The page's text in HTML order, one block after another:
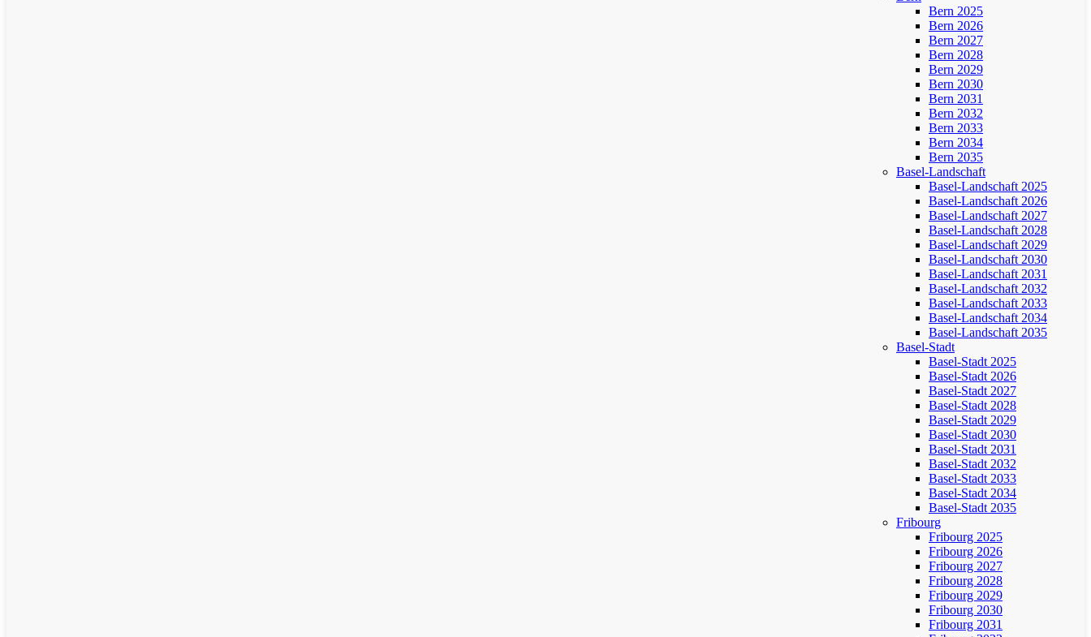
Bern 2025
Bern 2026
Bern 2027
Bern 2028
Bern 2029
Bern 2030
Bern 2031
Bern 2032
Bern 2033
Bern 2034
Bern 2035
Basel-Landschaft
Basel-Landschaft 2025
Basel-Landschaft 2026
Basel-Landschaft 2027
Basel-Landschaft 2028
Basel-Landschaft 2029
Basel-Landschaft 2030
Basel-Landschaft 2031
Basel-Landschaft 2032
Basel-Landschaft 2033
Basel-Landschaft 2034
Basel-Landschaft 2035
Basel-Stadt
Basel-Stadt 2025
Basel-Stadt 2026
Basel-Stadt 2027
Basel-Stadt 2028
Basel-Stadt 2029
Basel-Stadt 2030
Basel-Stadt 2031
Basel-Stadt 2032
Basel-Stadt 2033
Basel-Stadt 2034
Basel-Stadt 2035
Fribourg
Fribourg 2025
Fribourg 2026
Fribourg 2027
Fribourg 2028
Fribourg 2029
Fribourg 2030
Fribourg 2031